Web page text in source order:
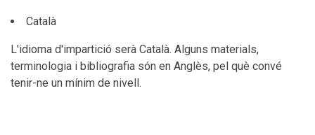
Català
L'idioma d'impartició serà Català. Alguns materials,
terminologia i bibliografia són en Anglès, pel què convé
tenir-ne un mínim de nivell.